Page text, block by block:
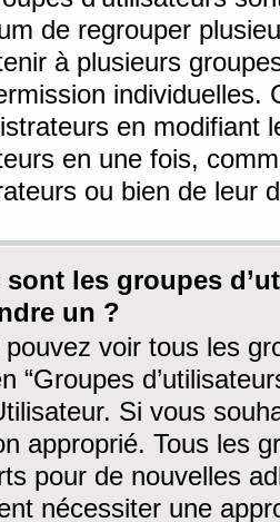
de regrouper
à plusieurs
individuelles.
en modifiant
en une fois,
ou bien de leur
sont les groupes
un ?
voir tous les
“Groupes
Si vous
approprié. Tous les
pour de nouvelles
nécessiter une